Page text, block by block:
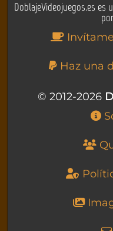
DoblajeVideojuegos.es
Haz una
© 2012-2026